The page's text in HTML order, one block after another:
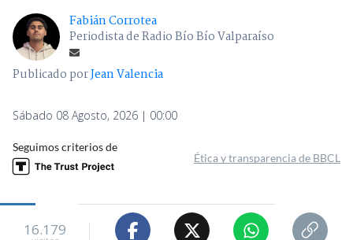
Fabián Corrotea
Periodista de Radio Bío Bío Valparaíso
Publicado porJean Valencia
Sábado 08 Agosto, 2026 | 00:00
Seguimos criterios de
Ética y transparencia de BBCL
16.179